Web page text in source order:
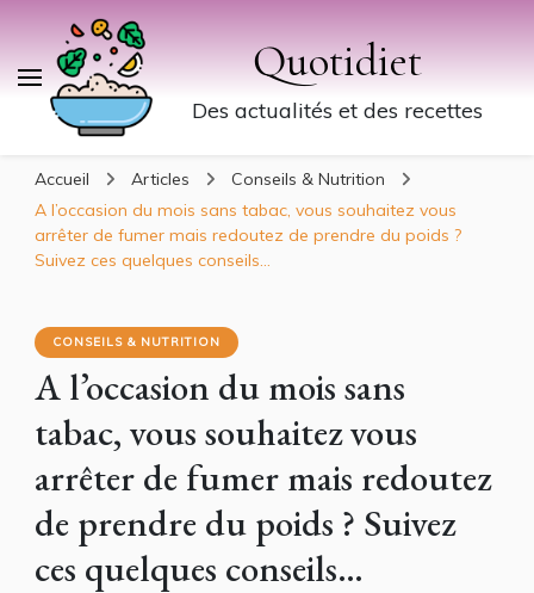
Quotidiet
Des actualités et des recettes
Accueil Articles
Conseils & Nutrition
A l’occasion du mois sans tabac, vous souhaitez vous
arrêter de fumer mais redoutez de prendre du poids ?
Suivez ces quelques conseils…
CONSEILS & NUTRITION
A l’occasion du mois sans
tabac, vous souhaitez vous
arrêter de fumer mais redoutez
de prendre du poids ? Suivez
ces quelques conseils…